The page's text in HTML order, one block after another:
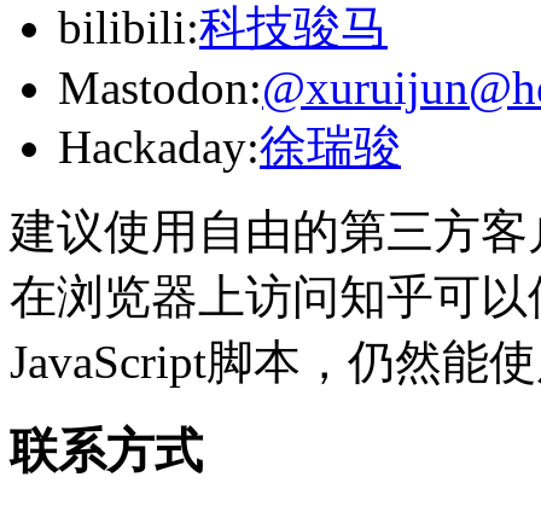
bilibili:科技骏马
Mastodon:
Hackaday:徐瑞骏
建议使用自由的第三方
在浏览器上访问知乎可以
JavaScript脚本，仍然能
联系方式